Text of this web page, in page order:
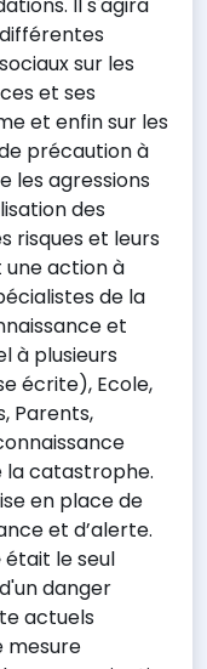
sur les
et ses
et enfin sur les
précaution à
les agressions
des
risques et leurs
action à
de la
et
à plusieurs
écrite), Ecole,
Parents,
la catastrophe.
en place de
et d’alerte.
était le seul
danger
actuels
mesure